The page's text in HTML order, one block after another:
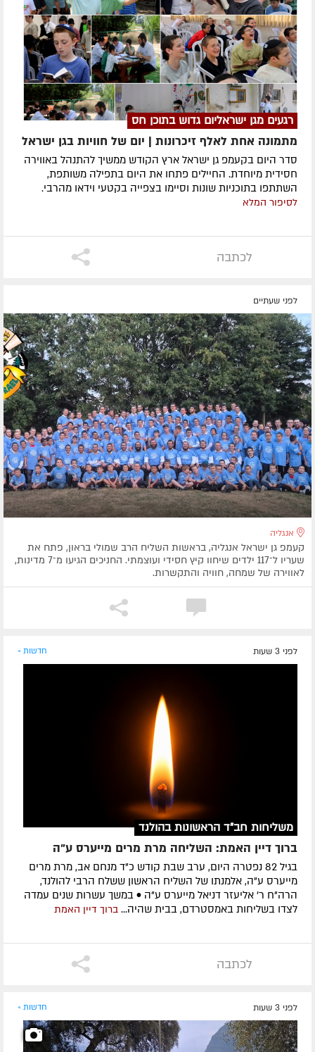
רגעים מגן ישראליום גדוש בתוכן חס
מתמונה אחת לאלף זיכרונות | יום של חוויות בגן ישראל
סדר היום בקעמפ גן ישראל ארץ הקודש ממשיך להתנהל באווירה
חסידית מיוחדת. החיילים פתחו את היום בתפילה משותפת,
השתתפו בתוכניות שונות וסיימו בצפייה בקטעי וידאו מהרבי.
לסיפור המלא
לכתבה
לפני שעתיים
אנגליה
קעמפ גן ישראל אנגליה, בראשות השליח הרב שמולי בראון, פתח את
שעריו ל־117 ילדים שיחוו קיץ חסידי ועוצמתי. החניכים הגיעו מ־7 מדינות,
לאווירה של שמחה, חוויה והתקשרות.
לפני 3 שעות חדשות »
משליחות חב"ד הראשונות בהולנד
ברוך דיין האמת: השליחה מרת מרים מייערס ע"ה
בגיל 82 נפטרה היום, ערב שבת קודש כ"ד מנחם אב, מרת מרים
מייערס ע"ה, אלמנתו של השליח הראשון ששלח הרבי להולנד,
הרה"ח ר' אליעזר דניאל מייערס ע"ה • במשך עשרות שנים עמדה
לצדו בשליחות באמסטרדם, בבית שהיה... ברוך דיין האמת
לכתבה
לפני 3 שעות חדשות »